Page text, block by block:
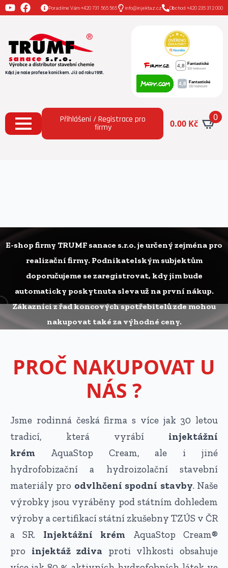
Poradíme Vám +420 731 565 565 info@injektaz.cz Obchod +420 235 312 000
Když je naše profese koníčkem. Již od roku 1991.
Přihlášení / Registrace pro
firmy 0.00 Kč
0
E-shop firmy TRUMF sanace s.r.o. je určený zejména pro
realizační firmy. Podnikatelským subjektům
doporučujeme se zaregistrovat, kdy jim bude
automaticky poskytnuta sleva už na první nákup.
Zákazníci z řad koncových spotřebitelů zde mohou
nakupovat také za výhodné ceny.
PROČ NAKUPOVAT U
NÁS ?
Jsme rodinná česká firma s více jak 30 letou
tradicí, která vyrábí injektážní
krém AquaStop Cream, ale i jiné
hydrofobizační a hydroizolační stavební
materiály pro odvlhčení spodní stavby. Naše
výrobky jsou vyráběny pod státním dohledem
výroby a certifikací státní zkušebny TZÚS v ČR
a SR. Injektážní krém AquaStop Cream®
pro injektáž zdiva proti vlhkosti obsahuje